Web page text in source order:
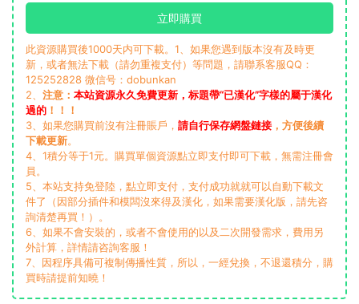
立即購買
此資源購買後1000天内可下載。1、如果您遇到版本沒有及時更
新，或者無法下載（請勿重複支付）等問題，請聯系客服QQ：
125252828 微信号：dobunkan
2、 注意： 本站資源永久免費更新，标題帶“已漢化”字樣的屬于漢化
過的 ！！！
3、如果您購買前沒有注冊賬戶， 請自行保存網盤鏈接 ，方便後續
下載更新。
4、1積分等于1元。購買單個資源點立即支付即可下載，無需注冊會
員。
5、本站支持免登陸，點立即支付，支付成功就就可以自動下載文
件了（因部分插件和模闆沒來得及漢化，如果需要漢化版，請先咨
詢清楚再買！）。
6、如果不會安裝的，或者不會使用的以及二次開發需求，費用另
外計算，詳情請咨詢客服！
7、因程序具備可複制傳播性質，所以，一經兌換，不退還積分，購
買時請提前知曉！